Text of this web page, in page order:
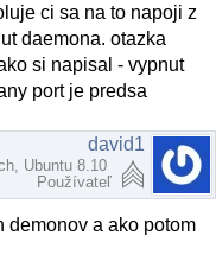
ci sa na to napoji z
daemona. otazka
si napisal - vypnut
port je predsa
david1
Ubuntu 8.10
Používateľ
demonov a ako potom